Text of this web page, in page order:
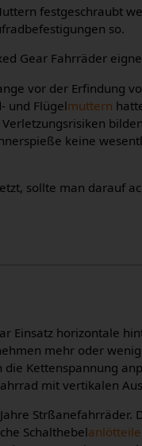
festgeschraubt
so.
Gear Fahrräder
vor der Erfindung
und Flügelmuttern
keine
sollte man darauf
Einsatz horizontale
mehr oder
Kettenspannung
mit vertikalen
Strßanefahrräder.
Schalthebelanlötteile